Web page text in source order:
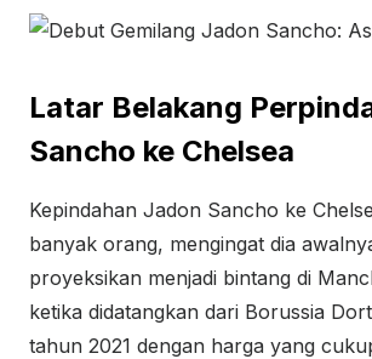
Latar Belakang
Sancho ke Chelsea
Kepindahan Jadon Sancho ke
banyak orang, mengingat dia
proyeksikan menjadi bintang di
ketika didatangkan dari Borussia
tahun 2021 dengan harga yang